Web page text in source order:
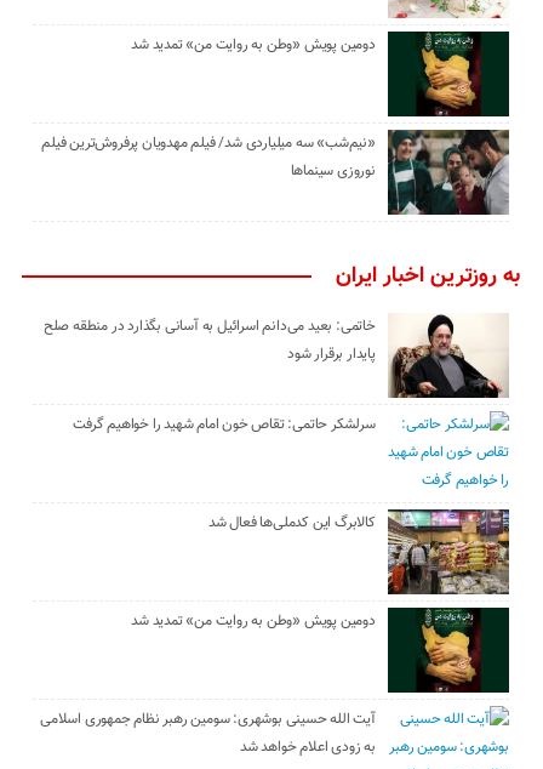
دومین پویش «وطن به روایت من» تمدید شد
«نیم‌شب» سه میلیاردی شد/ فیلم مهدویان پرفروش‌ترین فیلم
نوروزی سینماها
به روزترین اخبار ایران
خاتمی: بعید می‌دانم اسرائیل به آسانی بگذارد در منطقه صلح
پایدار برقرار شود
سرلشکر حاتمی: تقاص خون امام شهید را خواهیم گرفت
کالابرگ این کدملی‌ها فعال شد
دومین پویش «وطن به روایت من» تمدید شد
آیت الله حسینی بوشهری: سومین رهبر نظام جمهوری اسلامی
به زودی اعلام خواهد شد